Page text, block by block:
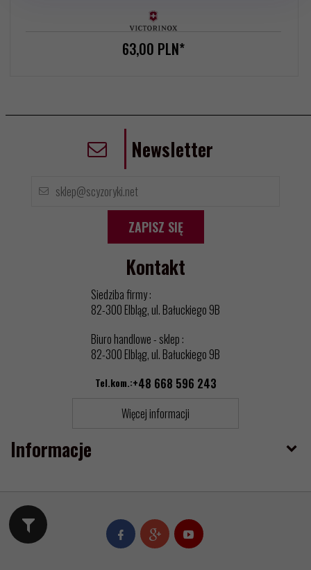
63,00 PLN*
Informacje
Newsletter
ZAPISZ SIĘ
Kontakt
Siedziba firmy :
82-300 Elbląg, ul. Bałuckiego 9B
Biuro handlowe - sklep :
82-300 Elbląg, ul. Bałuckiego 9B
Tel.kom.:+48 668 596 243
Więcej informacji